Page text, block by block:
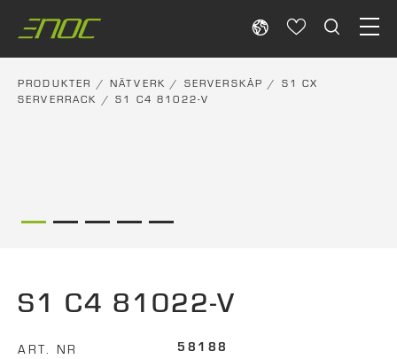
content
PRODUKTER / NÄTVERK / SERVERSKÅP / S1 CX
SERVERRACK
/ S1 C4 81022-V
S1 C4 81022-V
ART. NR 58188